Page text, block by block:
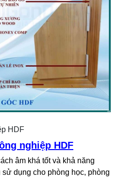
HDF
nghiệp HDF
âm khá tốt và khả năng
dụng cho phòng học, phòng